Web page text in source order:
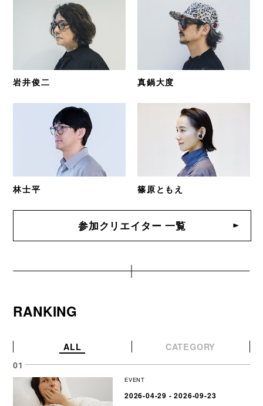
岩井俊二 真鍋大度
林士平 篠原ともえ
参加クリエイター 一覧
RANKING
ALL CATEGORY
EVENT
2026-04-29 - 2026-09-23